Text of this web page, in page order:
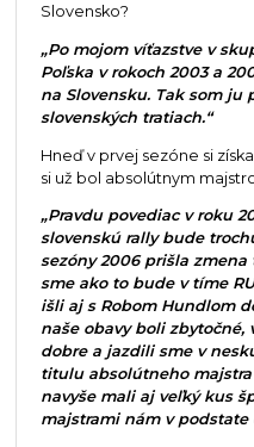
Slovensko?
„Po mojom víťazstve v
Poľska v rokoch 2003 a
na Slovensku. Tak som ju
slovenských tratiach.“
Hneď v prvej sezóne si
si už bol absolútnym
„Pravdu povediac v roku
slovenskú rally bude
sezóny 2006 prišla
sme ako to bude v tíme
išli aj s Robom Hundlom
naše obavy boli zbytočné,
dobre a jazdili sme v
titulu absolútneho majstra
navyše mali aj veľký kus
majstrami nám v podstate